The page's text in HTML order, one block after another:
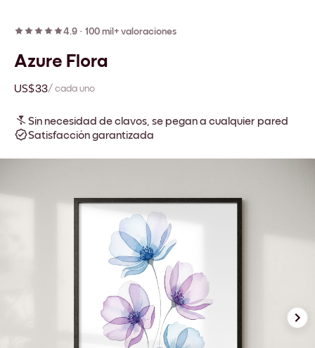
4.9 · 100 mil+ valoraciones
Azure Flora
US$33/ cada uno
Sin necesidad de clavos, se pegan a cualquier pared
Satisfacción garantizada